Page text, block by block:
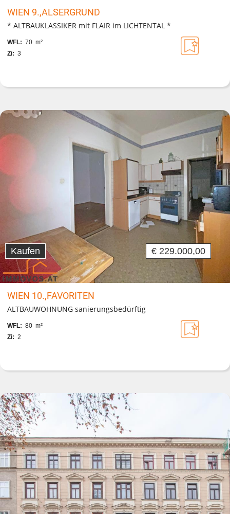
WIEN 9.,ALSERGRUND
* ALTBAUKLASSIKER mit FLAIR im LICHTENTAL *
WFL: 70 m²
Zi: 3
Kaufen € 229.000,00
WIEN 10.,FAVORITEN
ALTBAUWOHNUNG sanierungsbedürftig
WFL: 80 m²
Zi: 2